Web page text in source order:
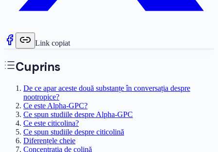
Link copiat
Cuprins
De ce apar aceste două substanțe în conversația despre
nootropice?
Ce este Alpha-GPC?
Ce spun studiile despre Alpha-GPC
Ce este citicolina?
Ce spun studiile despre citicolină
Diferențele cheie
Concentrația de colină